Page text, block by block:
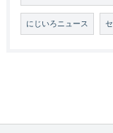
にじいろニュース